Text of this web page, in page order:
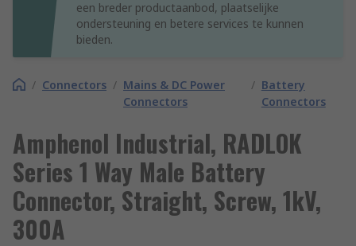
een breder productaanbod, plaatselijke
ondersteuning en betere services te kunnen
bieden.
/ Connectors / Mains & DC Power
Connectors
/ Battery
Connectors
Amphenol Industrial, RADLOK
Series 1 Way Male Battery
Connector, Straight, Screw, 1kV,
300A